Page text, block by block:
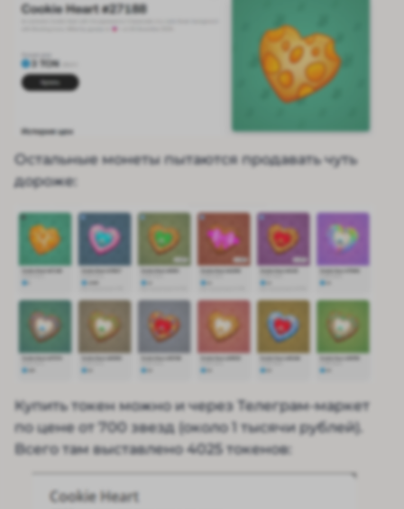
Остальные монеты пытаются продавать чуть
дороже:
Купить токен можно и через Телеграм-маркет
по цене от 700 звезд (около 1 тысячи рублей).
Всего там выставлено 4025 токенов: